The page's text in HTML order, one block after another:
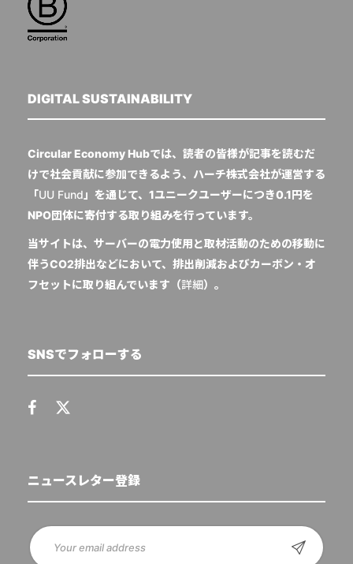
DIGITAL SUSTAINABILITY
Circular Economy Hubでは、読者の皆様が記事を読むだ
けで社会貢献に参加できるよう、ハーチ株式会社が運営する
「UU Fund 」を通じて、1ユニークユーザーにつき0.1円を
NPO団体に寄付する取り組みを行っています。
当サイトは、サーバーの電力使用と取材活動のための移動に
伴うCO2排出などにおいて、排出削減およびカーボン・オ
フセットに取り組んでいます（詳細）。
SNSでフォローする
ニュースレター登録